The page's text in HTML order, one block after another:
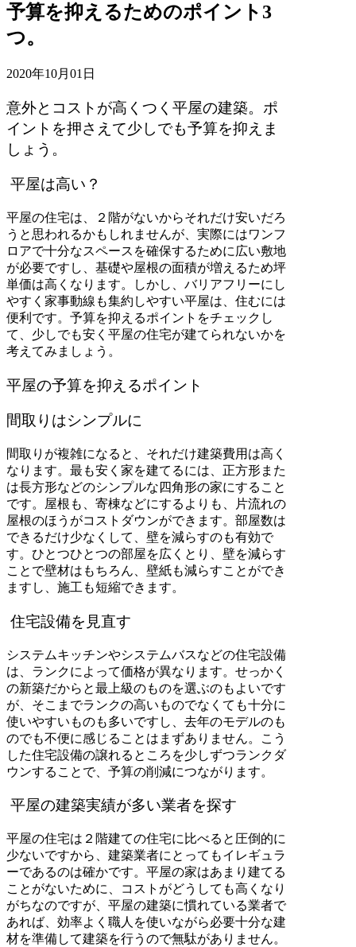
予算を抑えるためのポイント3
つ。
2020年10月01日
意外とコストが高くつく平屋の建築。ポ
イントを押さえて少しでも予算を抑えま
しょう。
平屋は高い？
平屋の住宅は、２階がないからそれだけ安いだろ
うと思われるかもしれませんが、実際にはワンフ
ロアで十分なスペースを確保するために広い敷地
が必要ですし、基礎や屋根の面積が増えるため坪
単価は高くなります。しかし、バリアフリーにし
やすく家事動線も集約しやすい平屋は、住むには
便利です。予算を抑えるポイントをチェックし
て、少しでも安く平屋の住宅が建てられないかを
考えてみましょう。
平屋の予算を抑えるポイント
間取りはシンプルに
間取りが複雑になると、それだけ建築費用は高く
なります。最も安く家を建てるには、正方形また
は長方形などのシンプルな四角形の家にすること
です。屋根も、寄棟などにするよりも、片流れの
屋根のほうがコストダウンができます。部屋数は
できるだけ少なくして、壁を減らすのも有効で
す。ひとつひとつの部屋を広くとり、壁を減らす
ことで壁材はもちろん、壁紙も減らすことができ
ますし、施工も短縮できます。
住宅設備を見直す
システムキッチンやシステムバスなどの住宅設備
は、ランクによって価格が異なります。せっかく
の新築だからと最上級のものを選ぶのもよいです
が、そこまでランクの高いものでなくても十分に
使いやすいものも多いですし、去年のモデルのも
のでも不便に感じることはまずありません。こう
した住宅設備の譲れるところを少しずつランクダ
ウンすることで、予算の削減につながります。
平屋の建築実績が多い業者を探す
平屋の住宅は２階建ての住宅に比べると圧倒的に
少ないですから、建築業者にとってもイレギュラ
ーであるのは確かです。平屋の家はあまり建てる
ことがないために、コストがどうしても高くなり
がちなのですが、平屋の建築に慣れている業者で
あれば、効率よく職人を使いながら必要十分な建
材を準備して建築を行うので無駄がありません。